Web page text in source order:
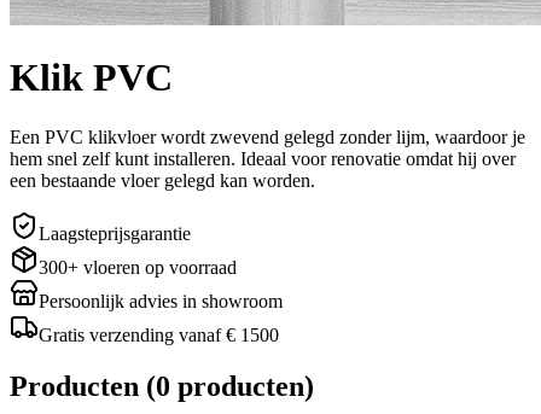
Klik PVC
Een PVC klikvloer wordt zwevend gelegd zonder lijm, waardoor je
hem snel zelf kunt installeren. Ideaal voor renovatie omdat hij over
een bestaande vloer gelegd kan worden.
Laagsteprijsgarantie
300+ vloeren op voorraad
Persoonlijk advies in showroom
Gratis verzending vanaf € 1500
Producten (0 producten)